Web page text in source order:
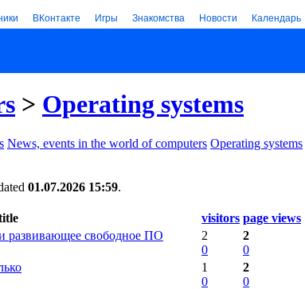
ВКонтакте Игры Знакомства Новости Календарь
> Operating systems
News, events in the world of computers Operating systems
01.07.2026 15:59.
visitors page views
развивающее свободное ПО
2
0
2
0
1
0
2
0